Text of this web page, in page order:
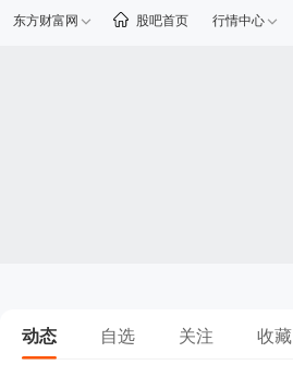
东方财富网 股吧首页 行情中心
动态 自选 关注 收藏